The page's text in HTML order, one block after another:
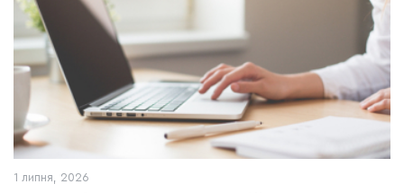
1 липня, 2026